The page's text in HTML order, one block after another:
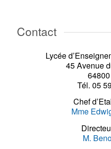
Contact
Lycée
45 Avenue
Tél. 05
Chef
Mme
M.